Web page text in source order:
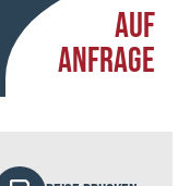
AUF
ANFRAGE